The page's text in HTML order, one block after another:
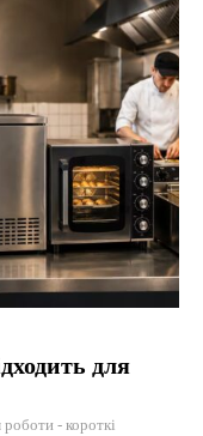
для
- короткі